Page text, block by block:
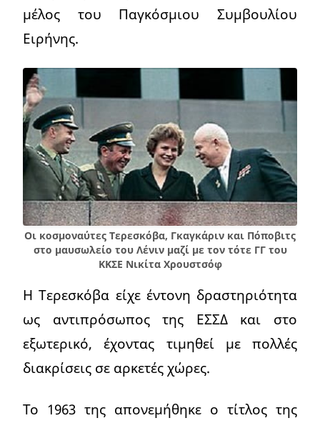
μέλος του Παγκόσμιου Συμβουλίου
Ειρήνης.
Οι κοσμοναύτες Τερεσκόβα, Γκαγκάριν και Πόποβιτς
στο μαυσωλείο του Λένιν μαζί με τον τότε ΓΓ του
ΚΚΣΕ Νικίτα Χρουστσόφ
Η Τερεσκόβα είχε έντονη δραστηριότητα
ως αντιπρόσωπος της ΕΣΣΔ και στο
εξωτερικό, έχοντας τιμηθεί με πολλές
διακρίσεις σε αρκετές χώρες.
Το 1963 της απονεμήθηκε ο τίτλος της